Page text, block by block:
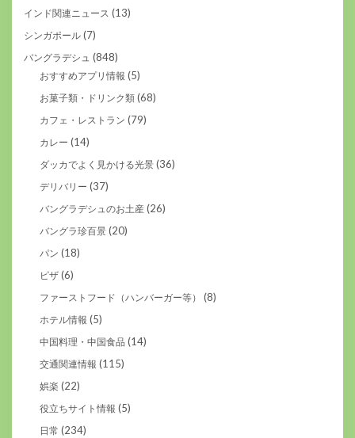
インド関連ニュース (13)
シンガポール (7)
バングラデシュ (848)
おすすめアプリ情報 (5)
お菓子類・ドリンク類 (68)
カフェ・レストラン (79)
カレー (14)
ダッカでよく見かける光景 (36)
デリバリー (37)
バングラデシュのお土産 (26)
バングラ珍百景 (20)
パン (18)
ピザ (6)
ファーストフード（ハンバーガー等） (8)
ホテル情報 (5)
中国料理・中国食品 (14)
交通関連情報 (115)
娯楽 (22)
役立ちサイト情報 (5)
日常 (234)